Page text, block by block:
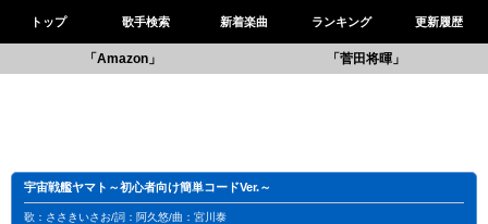
トップ 歌手検索 新着楽曲 ランキング 更新履歴
「Amazon」 「菅田将暉」
宇宙戦艦ヤマト～初心者向け簡単コードVer.～
歌：ささきいさお/詞：阿久悠/曲：宮川泰